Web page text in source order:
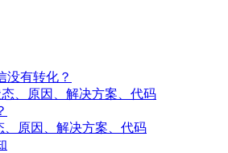
没有转化？
、原因、解决方案、代码
、原因、解决方案、代码